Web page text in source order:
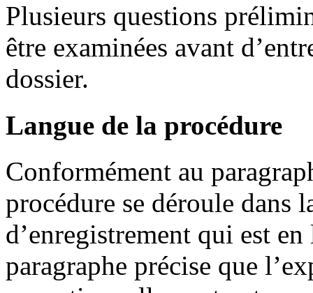
Plusieurs questions
être examinées avant
dossier.
Langue de la procédure
Conformément au
procédure se déroule dans
d’enregistrement qui est en
paragraphe précise que